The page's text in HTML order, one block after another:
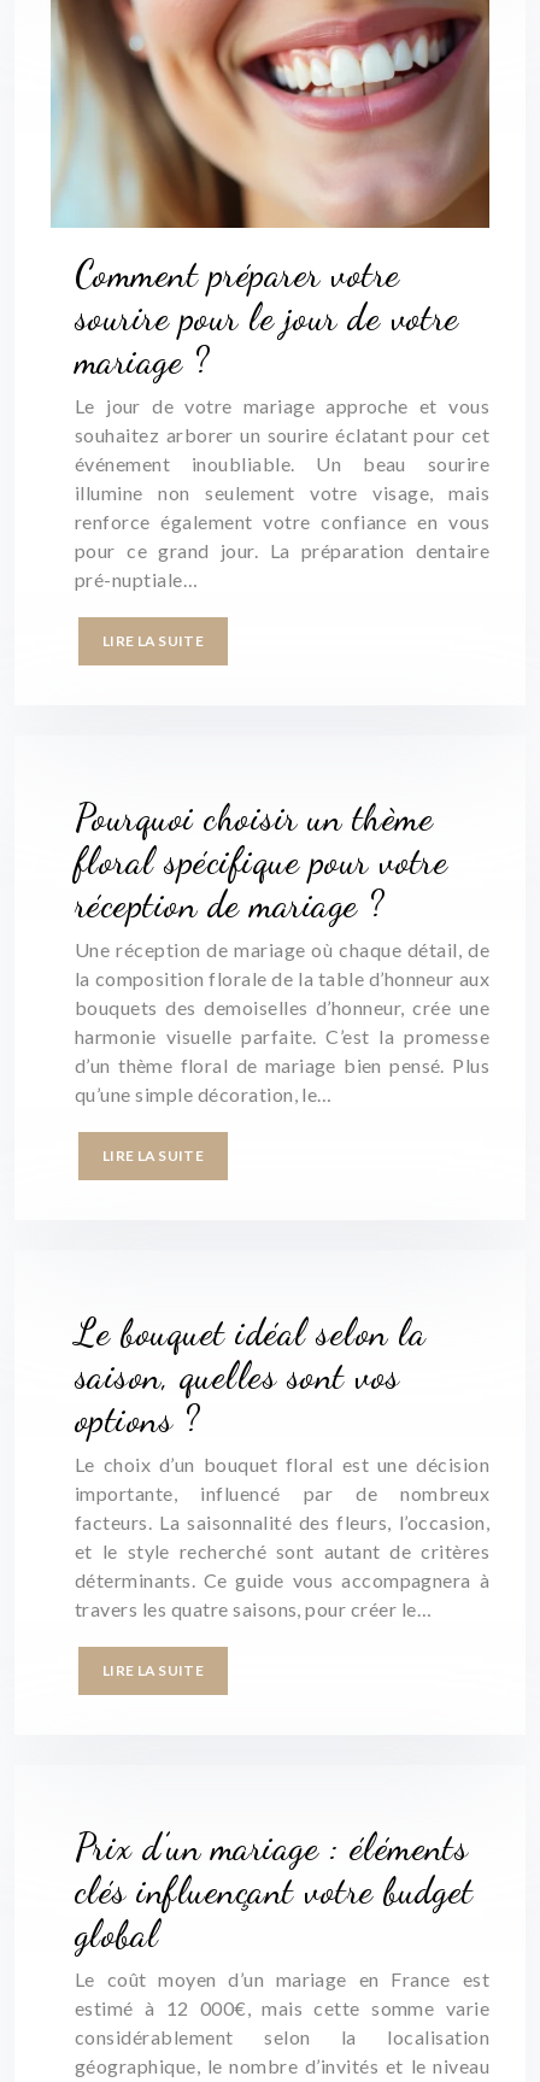
Comment préparer votre
sourire pour le jour de votre
mariage ?
Le jour de votre mariage approche et vous
souhaitez arborer un sourire éclatant pour cet
événement inoubliable. Un beau sourire
illumine non seulement votre visage, mais
renforce également votre confiance en vous
pour ce grand jour. La préparation dentaire
pré-nuptiale…
LIRE LA SUITE
Pourquoi choisir un thème
floral spécifique pour votre
réception de mariage ?
Une réception de mariage où chaque détail, de
la composition florale de la table d’honneur aux
bouquets des demoiselles d’honneur, crée une
harmonie visuelle parfaite. C’est la promesse
d’un thème floral de mariage bien pensé. Plus
qu’une simple décoration, le…
LIRE LA SUITE
Le bouquet idéal selon la
saison, quelles sont vos
options ?
Le choix d’un bouquet floral est une décision
importante, influencé par de nombreux
facteurs. La saisonnalité des fleurs, l’occasion,
et le style recherché sont autant de critères
déterminants. Ce guide vous accompagnera à
travers les quatre saisons, pour créer le…
LIRE LA SUITE
Prix d’un mariage : éléments
clés influençant votre budget
global
Le coût moyen d’un mariage en France est
estimé à 12 000€, mais cette somme varie
considérablement selon la localisation
géographique, le nombre d’invités et le niveau